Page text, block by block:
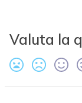
Valuta la